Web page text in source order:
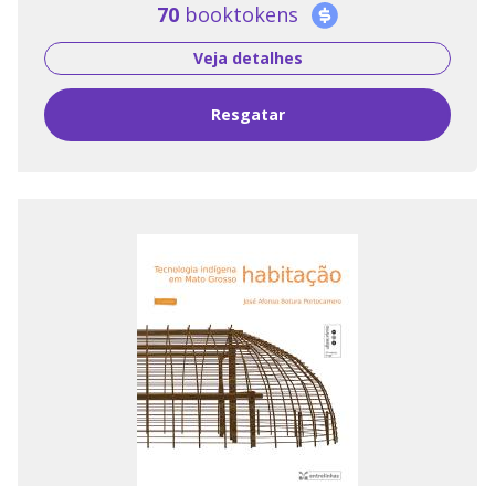
70 booktokens
Veja detalhes
Resgatar